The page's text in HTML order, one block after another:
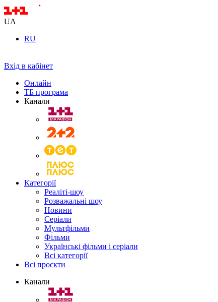
UA
RU
Вхід в кабінет
Онлайн
ТБ програма
Канали
Категорії
Реаліті-шоу
Розважальні шоу
Новини
Серіали
Мультфільми
Фільми
Українські фільми і серіали
Всі категорії
Всі проєкти
Канали